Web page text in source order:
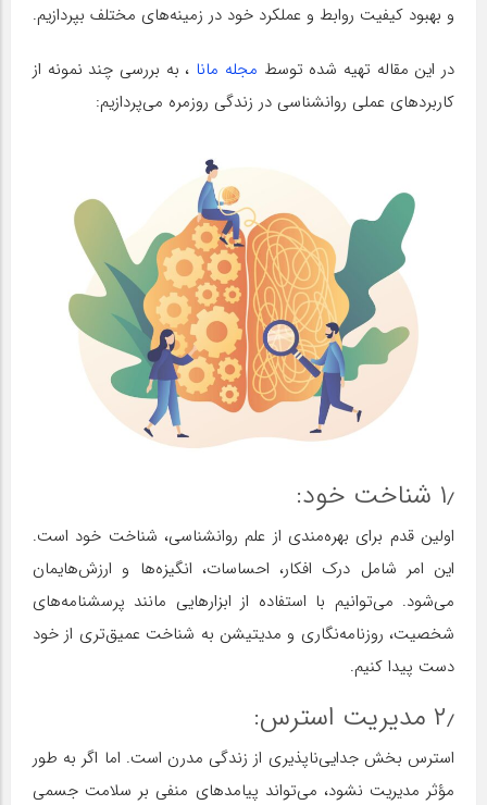
و بهبود کیفیت روابط و عملکرد خود در زمینه‌های مختلف بپردازیم.
در این مقاله تهیه شده توسط مجله مانا ، به بررسی چند نمونه از
کاربردهای عملی روانشناسی در زندگی روزمره می‌پردازیم:
۱٫ شناخت خود:
اولین قدم برای بهره‌مندی از علم روانشناسی، شناخت خود است.
این امر شامل درک افکار، احساسات، انگیزه‌ها و ارزش‌هایمان
می‌شود. می‌توانیم با استفاده از ابزارهایی مانند پرسشنامه‌های
شخصیت، روزنامه‌نگاری و مدیتیشن به شناخت عمیق‌تری از خود
دست پیدا کنیم.
۲٫ مدیریت استرس:
استرس بخش جدایی‌ناپذیری از زندگی مدرن است. اما اگر به طور
مؤثر مدیریت نشود، می‌تواند پیامدهای منفی بر سلامت جسمی